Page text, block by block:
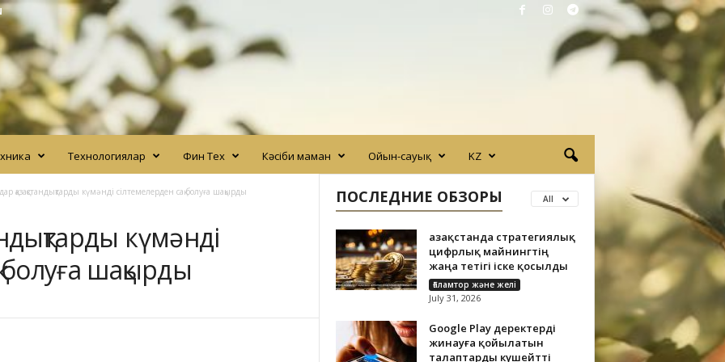
Технологиялар Фин Тех Кәсіби маман Ойын-сауық KZ
қазақстандықтарды күмәнді сілтемелерден сақ болуға шақырды
күмәнді
болуға шақырды
ПОСЛЕДНИЕ ОБЗОРЫ All
Қазақстанда стратегиялық
цифрлық майнингтің
жаңа тетігі іске қосылды
Ғаламтор және желі
July 31, 2026
Google Play деректерді
жинауға қойылатын
талаптарды күшейтті